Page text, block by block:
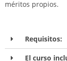
méritos propios.
Requisitos:
El curso